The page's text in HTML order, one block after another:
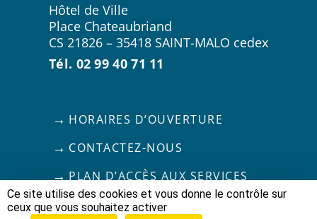
Hôtel de Ville
Place Chateaubriand
CS 21826 – 35418 SAINT-MALO cedex
Tél. 02 99 40 71 11
HORAIRES D’OUVERTURE
CONTACTEZ-NOUS
PLAN D’ACCÈS AUX SERVICES
Ce site utilise des cookies et vous donne le contrôle sur
ceux que vous souhaitez activer